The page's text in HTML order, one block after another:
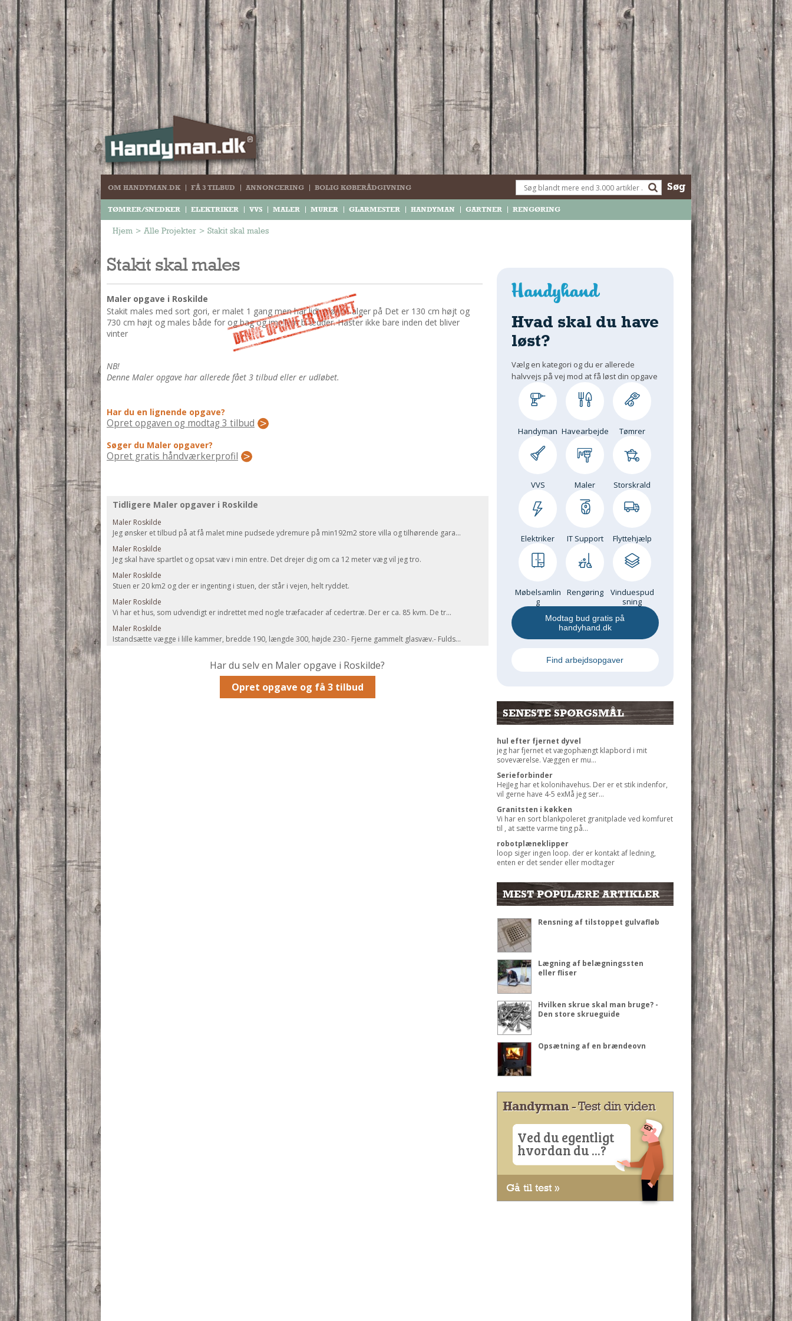
OM HANDYMAN.DK FÅ 3 TILBUD ANNONCERING BOLIG KØBERÅDGIVNING
TØMRER/SNEDKER ELEKTRIKER VVS MALER MURER GLARMESTER HANDYMAN GARTNER RENGØRING
Søg
Hjem > Alle Projekter > Stakit skal males
Stakit skal males
Maler opgave i Roskilde
Stakit males med sort gori, er malet 1 gang men har lidt grønne alger på Det er 130 cm højt og
730 cm højt og males både for og bag og imellem brædder. Haster ikke bare inden det bliver
vinter
NB!
Denne Maler opgave har allerede fået 3 tilbud eller er udløbet.
Har du en lignende opgave?
Opret opgaven og modtag 3 tilbud
Søger du Maler opgaver?
Opret gratis håndværkerprofil
Tidligere Maler opgaver i Roskilde
Maler Roskilde
Jeg ønsker et tilbud på at få malet mine pudsede ydremure på min192m2 store villa og tilhørende gara...
Maler Roskilde
Jeg skal have spartlet og opsat væv i min entre. Det drejer dig om ca 12 meter væg vil jeg tro.
Maler Roskilde
Stuen er 20 km2 og der er ingenting i stuen, der står i vejen, helt ryddet.
Maler Roskilde
Vi har et hus, som udvendigt er indrettet med nogle træfacader af cedertræ. Der er ca. 85 kvm. De tr...
Maler Roskilde
Istandsætte vægge i lille kammer, bredde 190, længde 300, højde 230.- Fjerne gammelt glasvæv.- Fulds...
Har du selv en Maler opgave i Roskilde?
Opret opgave og få 3 tilbud
Hvad skal du have
løst?
Vælg en kategori og du er allerede
halvvejs på vej mod at få løst din opgave
Handyman Havearbejde Tømrer
VVS Maler Storskrald
Elektriker IT Support Flyttehjælp
Møbelsamlin
g
Rengøring
Vinduespud
sning
Modtag bud gratis på
handyhand.dk
Find arbejdsopgaver
SENESTE SPØRGSMÅL
hul efter fjernet dyvel
jeg har fjernet et vægophængt klapbord i mit
soveværelse. Væggen er mu...
Serieforbinder
HejJeg har et kolonihavehus. Der er et stik indenfor,
vil gerne have 4-5 exMå jeg ser...
Granitsten i køkken
Vi har en sort blankpoleret granitplade ved komfuret
til , at sætte varme ting på...
robotplæneklipper
loop siger ingen loop. der er kontakt af ledning,
enten er det sender eller modtager
MEST POPULÆRE ARTIKLER
Rensning af tilstoppet gulvafløb
Lægning af belægningssten
eller fliser
Hvilken skrue skal man bruge? -
Den store skrueguide
Opsætning af en brændeovn
Handyman- Test din viden
Ved du egentligt
hvordan du ...?
Gå til test »